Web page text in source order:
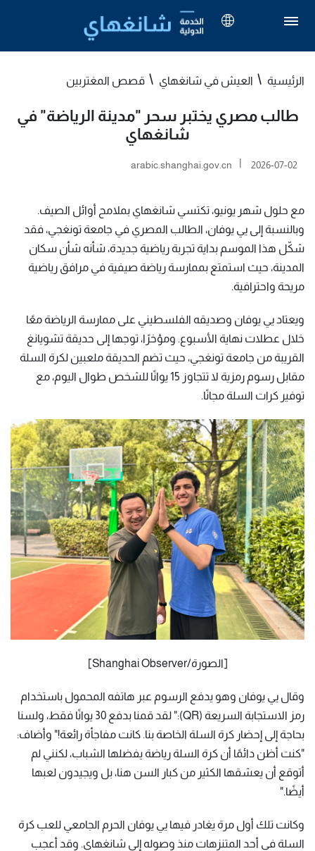
الرئيسية العيش في شانغهاي قصص المغتربين
طالب مصري يختبر سحر "مدينة الرياضة" في
شانغهاي
arabic.shanghai.gov.cn 2026-07-02
مع حلول شهر يونيو، تكتسي شانغهاي بملامح أوائل الصيف.
وبالنسبة إلى يي يوفان، الطالب المصري في جامعة تونغجي، فقد
شكّل هذا الموسم بداية تجربة رياضية جديدة، شأنه شأن سكان
المدينة، حيث استمتع بممارسة رياضة صيفية في مرافق رياضية
مريحة واحترافية.
ويعتاد يي يوفان وصديقه الفلسطيني على ممارسة الرياضة معًا
خلال عطلات نهاية الأسبوع. ومؤخرًا، توجها إلى حديقة تشويانغ
القريبة من جامعة تونغجي، حيث تضم الحديقة ملعبين لكرة السلة
مقابل رسوم رمزية لا تتجاوز 15 يوانًا للشخص طوال اليوم، مع
توفير كرات السلة مجانًا.
[الصورة/Shanghai Observer]
وقال يي يوفان وهو يدفع الرسوم عبر هاتفه المحمول باستخدام
رمز الاستجابة السريعة (QR):" لقد قمنا بدفع 30 يوانًا فقط، ولسنا
بحاجة إلى إحضار كرة السلة الخاصة بنا. كانت مفاجأة رائعة!" وأضاف:
"كنت أظن دائمًا أن كرة السلة رياضة يفضلها الشباب، لكنني لم
أتوقع أن يعشقها الكثير من كبار السن هنا، بل ويجيدون لعبها
أيضًا."
وكانت تلك أول مرة يغادر فيها يي يوفان الحرم الجامعي للعب كرة
السلة في أحد المتنزهات منذ وصوله إلى شانغهاي. وقد أعجب